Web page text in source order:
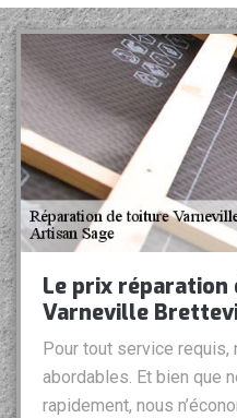
Le prix
Varneville
Pour tout service
abordables. Et bien que
rapidement, nous